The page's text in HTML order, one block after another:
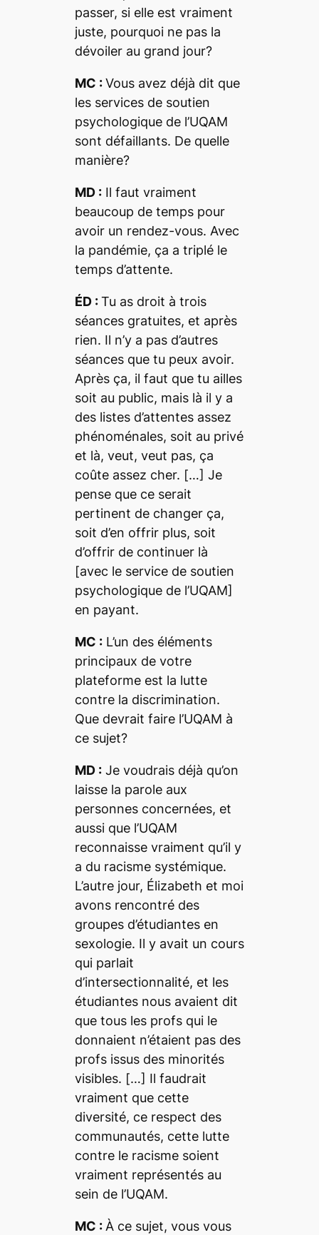
passer, si elle est vraiment
juste, pourquoi ne pas la
dévoiler au grand jour?
MC :Vous avez déjà dit que
les services de soutien
psychologique de l’UQAM
sont défaillants. De quelle
manière?
MD : Il faut vraiment
beaucoup de temps pour
avoir un rendez-vous. Avec
la pandémie, ça a triplé le
temps d’attente.
ÉD :Tu as droit à trois
séances gratuites, et après
rien. Il n’y a pas d’autres
séances que tu peux avoir.
Après ça, il faut que tu ailles
soit au public, mais là il y a
des listes d’attentes assez
phénoménales, soit au privé
et là, veut, veut pas, ça
coûte assez cher. […] Je
pense que ce serait
pertinent de changer ça,
soit d’en offrir plus, soit
d’offrir de continuer là
[avec le service de soutien
psychologique de l’UQAM]
en payant.
MC :L’un des éléments
principaux de votre
plateforme est la lutte
contre la discrimination.
Que devrait faire l’UQAM à
ce sujet?
MD : Je voudrais déjà qu’on
laisse la parole aux
personnes concernées, et
aussi que l’UQAM
reconnaisse vraiment qu’il y
a du racisme systémique.
L’autre jour, Élizabeth et moi
avons rencontré des
groupes d’étudiantes en
sexologie. Il y avait un cours
qui parlait
d’intersectionnalité, et les
étudiantes nous avaient dit
que tous les profs qui le
donnaient n’étaient pas des
profs issus des minorités
visibles. […] Il faudrait
vraiment que cette
diversité, ce respect des
communautés, cette lutte
contre le racisme soient
vraiment représentés au
sein de l’UQAM.
MC :À ce sujet, vous vous